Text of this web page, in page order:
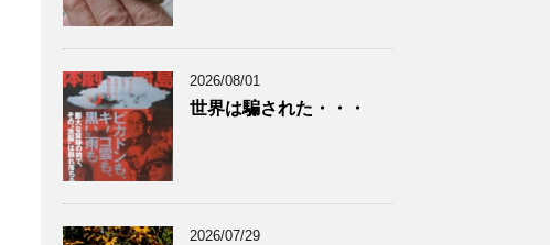
2026/08/01
世界は騙された・・・
2026/07/29